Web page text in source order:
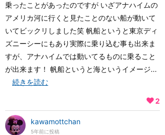
乗ったことがあったのですが いざアナハイムの
アメリカ河に行くと見たことのない船が動いて
いてビックリしました笑 帆船というと東京ディ
ズニーシーにもあり実際に乗り込む事も出来ま
すが、アナハイムでは動いてるものに乗ること
が出来ます！ 帆船というと海というイメージ...
続きを読む
2
kawamottchan
5年前に投稿